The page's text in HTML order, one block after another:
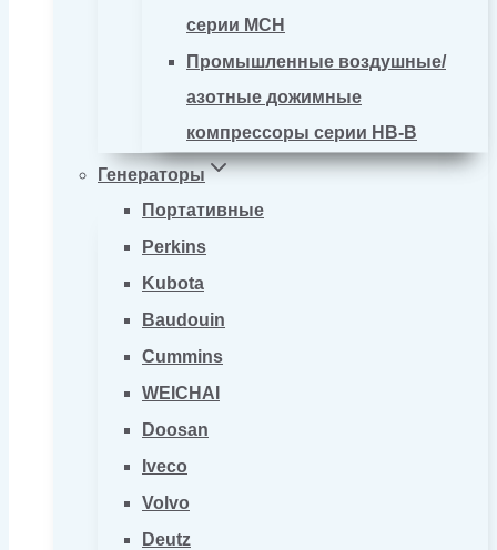
серии MCH
Промышленные воздушные/
азотные дожимные
компрессоры серии HB-B
Генераторы
Портативные
Perkins
Kubota
Baudouin
Cummins
WEICHAI
Doosan
Iveco
Volvo
Deutz